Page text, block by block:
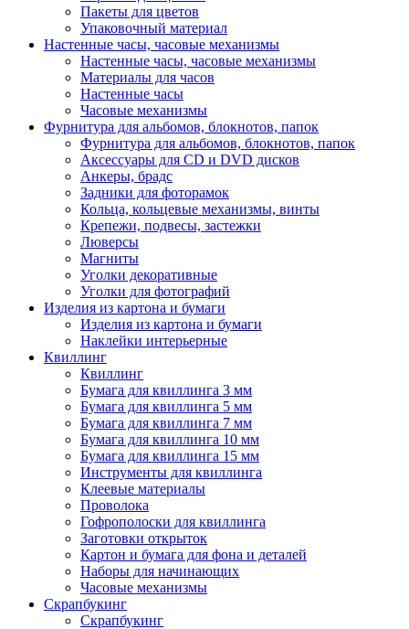
Пакеты для цветов
Упаковочный материал
Настенные часы, часовые механизмы
Настенные часы, часовые механизмы
Материалы для часов
Настенные часы
Часовые механизмы
Фурнитура для альбомов, блокнотов, папок
Фурнитура для альбомов, блокнотов, папок
Аксессуары для CD и DVD дисков
Анкеры, брадс
Задники для фоторамок
Кольца, кольцевые механизмы, винты
Крепежи, подвесы, застежки
Люверсы
Магниты
Уголки декоративные
Уголки для фотографий
Изделия из картона и бумаги
Изделия из картона и бумаги
Наклейки интерьерные
Квиллинг
Квиллинг
Бумага для квиллинга 3 мм
Бумага для квиллинга 5 мм
Бумага для квиллинга 7 мм
Бумага для квиллинга 10 мм
Бумага для квиллинга 15 мм
Инструменты для квиллинга
Клеевые материалы
Проволока
Гофрополоски для квиллинга
Заготовки открыток
Картон и бумага для фона и деталей
Наборы для начинающих
Часовые механизмы
Скрапбукинг
Скрапбукинг